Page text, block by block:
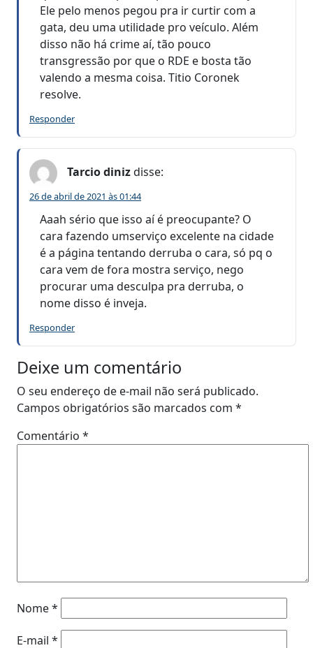
Ele pelo menos pegou pra ir curtir com a
gata, deu uma utilidade pro veículo. Além
disso não há crime aí, tão pouco
transgressão por que o RDE e bosta tão
valendo a mesma coisa. Titio Coronek
resolve.
Responder
Tarcio dinizdisse:
26 de abril de 2021 às 01:44
Aaah sério que isso aí é preocupante? O
cara fazendo umserviço excelente na cidade
é a página tentando derruba o cara, só pq o
cara vem de fora mostra serviço, nego
procurar uma desculpa pra derruba, o
nome disso é inveja.
Responder
Deixe um comentário
O seu endereço de e-mail não será publicado.
Campos obrigatórios são marcados com *
Comentário *
Nome*
E-mail *